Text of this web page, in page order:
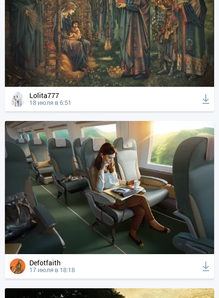
Lolita777
18 июля в 6:51
Defotfaith
17 июля в 18:18